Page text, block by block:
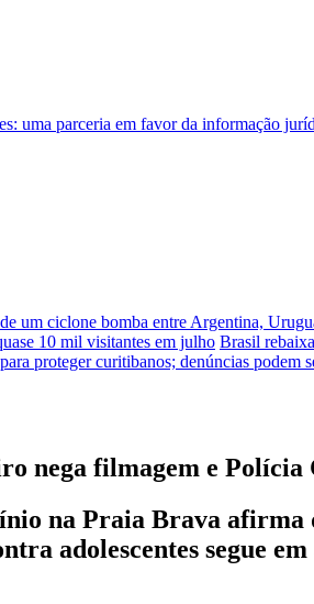
um ciclone bomba entre Argentina,
10 mil visitantes em julho Brasil
proteger curitibanos; denúncias podem
nega filmagem e
na Praia Brava afirma
adolescentes segue